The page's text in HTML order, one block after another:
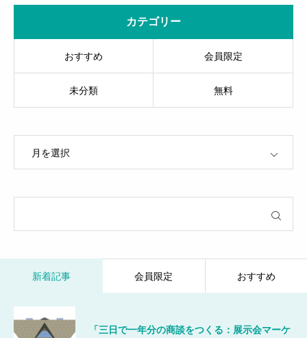
カテゴリー
おすすめ 会員限定
未分類 無料
新着記事 会員限定 おすすめ
「三日で一年分の商談をつくる：展示会マーケ